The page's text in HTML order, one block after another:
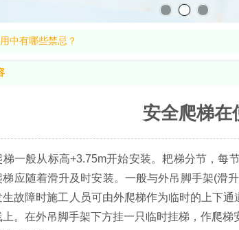
中有哪些禁忌？
安全爬梯在
梯一般从标高+3.75m开始安装。耙梯分节，每
梯应随着滑升及时安装。一般与外吊脚手架(滑
生故障时施工人员可由外爬梯作为临时的上下
上。在外吊脚手架下方挂一只临时挂梯，作爬